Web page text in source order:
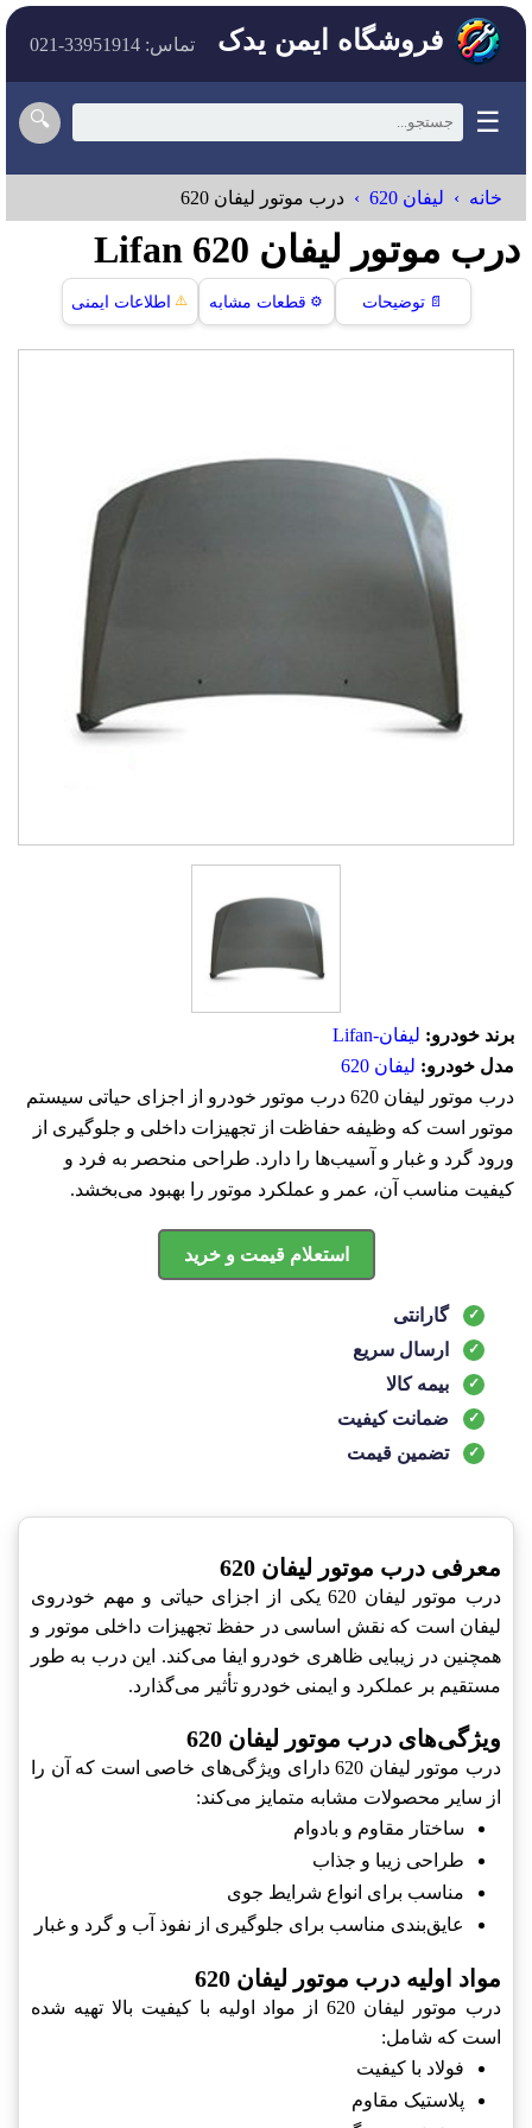
فروشگاه ایمن یدک تماس: 33951914-021
☰
🔍
خانه لیفان 620 درب موتور لیفان 620
درب موتور لیفان 620 Lifan
📄 توضیحات ⚙️ قطعات مشابه ⚠️ اطلاعات ایمنی
برند خودرو: لیفان-Lifan
مدل خودرو: لیفان 620
درب موتور لیفان 620 درب موتور خودرو از اجزای حیاتی سیستم
موتور است که وظیفه حفاظت از تجهیزات داخلی و جلوگیری از
ورود گرد و غبار و آسیب‌ها را دارد. طراحی منحصر به فرد و
کیفیت مناسب آن، عمر و عملکرد موتور را بهبود می‌بخشد.
استعلام قیمت و خرید
گارانتی
ارسال سریع
بیمه کالا
ضمانت کیفیت
تضمین قیمت
معرفی درب موتور لیفان 620
درب موتور لیفان 620 یکی از اجزای حیاتی و مهم خودروی
لیفان است که نقش اساسی در حفظ تجهیزات داخلی موتور و
همچنین در زیبایی ظاهری خودرو ایفا می‌کند. این درب به طور
مستقیم بر عملکرد و ایمنی خودرو تأثیر می‌گذارد.
ویژگی‌های درب موتور لیفان 620
درب موتور لیفان 620 دارای ویژگی‌های خاصی است که آن را
از سایر محصولات مشابه متمایز می‌کند:
ساختار مقاوم و بادوام
طراحی زیبا و جذاب
مناسب برای انواع شرایط جوی
عایق‌بندی مناسب برای جلوگیری از نفوذ آب و گرد و غبار
مواد اولیه درب موتور لیفان 620
درب موتور لیفان 620 از مواد اولیه با کیفیت بالا تهیه شده
است که شامل:
فولاد با کیفیت
پلاستیک مقاوم